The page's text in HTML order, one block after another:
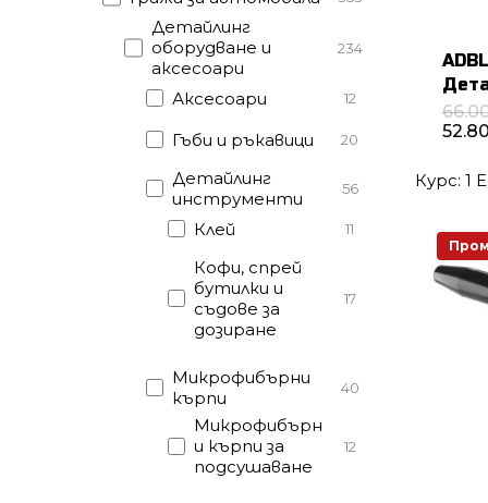
Детайлинг
оборудване и
аксесоари
234
Аксесоари 12
Гъби и ръкавици 20
Детайлинг
инструменти
56
Клей 11
Кофи, спрей
бутилки и
съдове за
дозиране
17
Микрофибърни
кърпи
40
Микрофибърн
и кърпи за
подсушаване
12
52.80
Курс: 1